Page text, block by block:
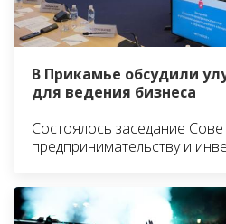
В Прикамье обсудили
для ведения бизнеса
Состоялось заседание
предпринимательству и